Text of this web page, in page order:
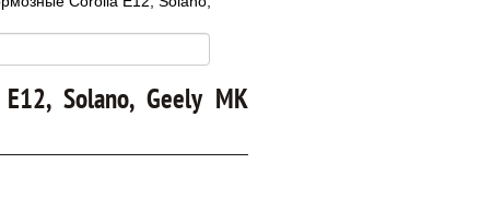
Solano, Geely MK